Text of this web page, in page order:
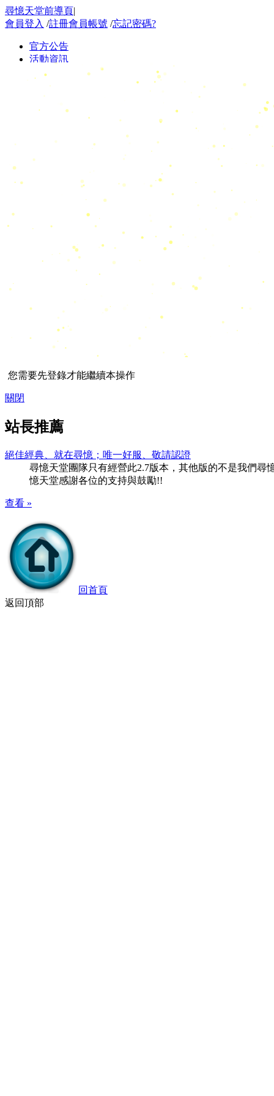
尋憶天堂前導頁|
會員登入 /註冊會員帳號 /忘記密碼?
您需要先登錄才能繼續本操作
關閉
站長推薦
絕佳經典、就在尋憶；唯一好服、敬請認證
尋憶天堂團隊只有經營此2.7版本，其他版的不是我們尋
憶天堂感謝各位的支持與鼓勵!!
查看 »
回首頁
返回頂部